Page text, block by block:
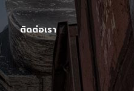
ติดต่อเรา
Headings
Columns